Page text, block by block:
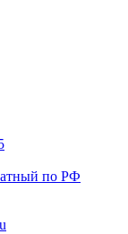
по РФ